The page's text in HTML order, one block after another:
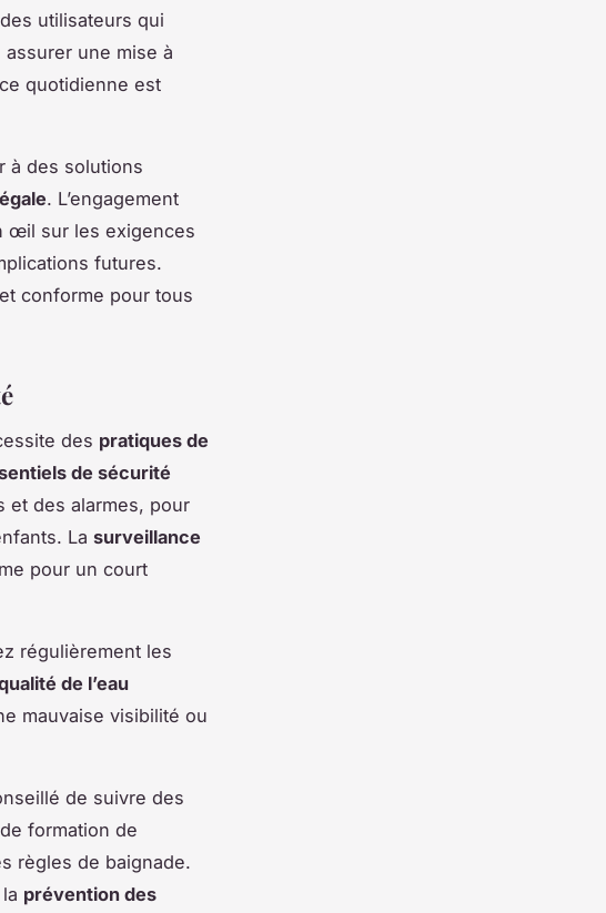
utilisateurs qui
une mise à
quotidienne est
à des solutions
. L’engagement
œil sur les exigences
futures.
conforme pour tous
des pratiques de
de sécurité
et des alarmes, pour
La surveillance
pour un court
régulièrement les
de l’eau
mauvaise visibilité ou
de suivre des
formation de
règles de baignade.
prévention des